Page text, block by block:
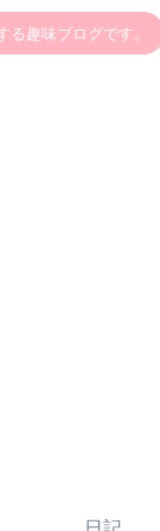
趣味ブログです。